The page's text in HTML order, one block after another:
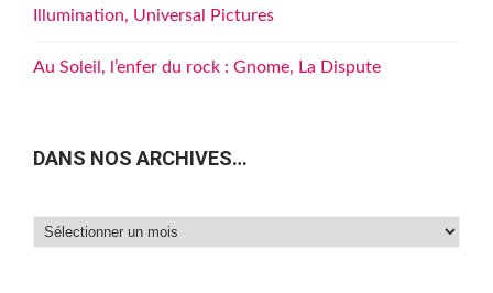
Illumination, Universal Pictures
Au Soleil, l’enfer du rock : Gnome, La Dispute
DANS NOS ARCHIVES…
Dans